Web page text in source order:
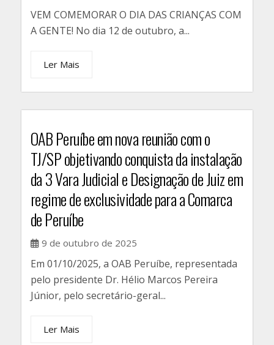
VEM COMEMORAR O DIA DAS CRIANÇAS COM
A GENTE! No dia 12 de outubro, a...
Ler Mais
OAB Peruíbe em nova reunião com o
TJ/SP objetivando conquista da instalação
da 3 Vara Judicial e Designação de Juiz em
regime de exclusividade para a Comarca
de Peruíbe
9 de outubro de 2025
Em 01/10/2025, a OAB Peruíbe, representada
pelo presidente Dr. Hélio Marcos Pereira
Júnior, pelo secretário-geral...
Ler Mais